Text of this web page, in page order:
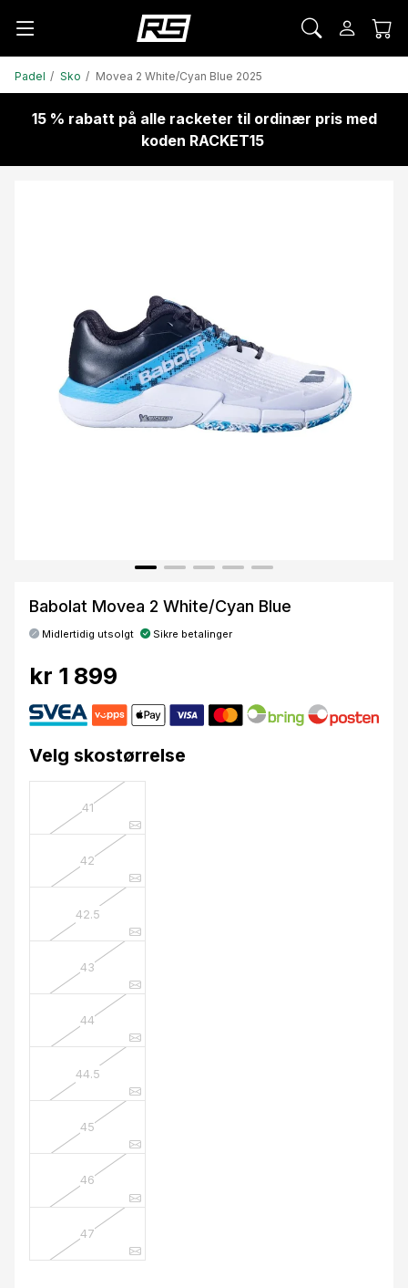
Padel Sko Movea 2 White/Cyan Blue 2025
15 % rabatt på alle racketer til ordinær pris med
koden RACKET15
Babolat Movea 2 White/Cyan Blue
Midlertidig utsolgt Sikre betalinger
kr 1 899
Velg skostørrelse
41
42
42.5
43
44
44.5
45
46
47